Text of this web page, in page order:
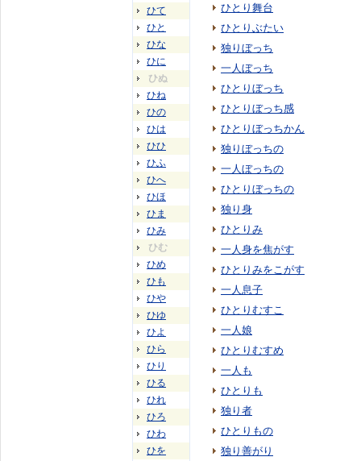
ひて
ひと
ひな
ひに
ひぬ
ひね
ひの
ひは
ひひ
ひふ
ひへ
ひほ
ひま
ひみ
ひむ
ひめ
ひも
ひや
ひゆ
ひよ
ひら
ひり
ひる
ひれ
ひろ
ひわ
ひを
ひとり舞台
ひとりぶたい
独りぼっち
一人ぼっち
ひとりぼっち
ひとりぼっち感
ひとりぼっちかん
独りぼっちの
一人ぼっちの
ひとりぼっちの
独り身
ひとりみ
一人身を焦がす
ひとりみをこがす
一人息子
ひとりむすこ
一人娘
ひとりむすめ
一人も
ひとりも
独り者
ひとりもの
独り善がり